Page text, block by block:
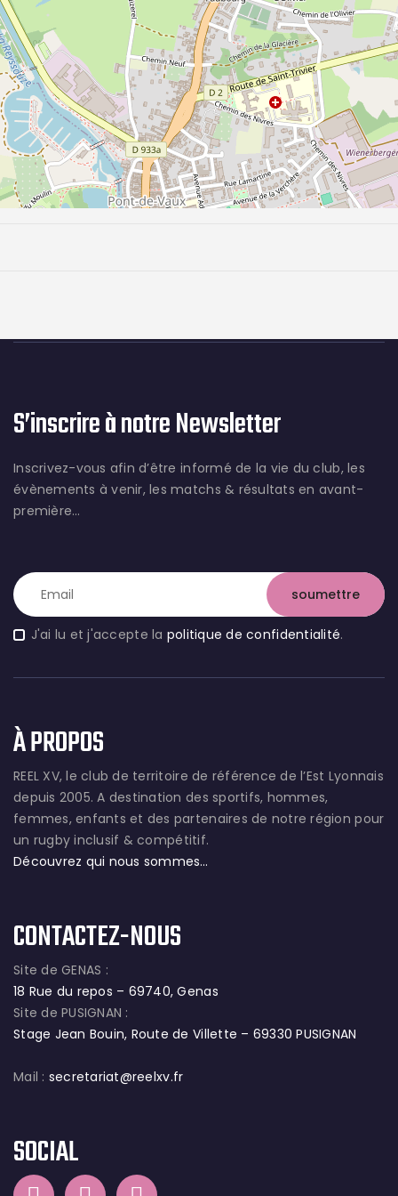
S’inscrire à notre Newsletter
Inscrivez-vous afin d’être informé de la vie du club, les
évènements à venir, les matchs & résultats en avant-
première…
J'ai lu et j'accepte la politique de confidentialité.
À PROPOS
REEL XV, le club de territoire de référence de l’Est Lyonnais
depuis 2005. A destination des sportifs, hommes,
femmes, enfants et des partenaires de notre région pour
un rugby inclusif & compétitif.
Découvrez qui nous sommes…
CONTACTEZ-NOUS
Site de GENAS :
18 Rue du repos – 69740, Genas
Site de PUSIGNAN :
Stage Jean Bouin, Route de Villette – 69330 PUSIGNAN
Mail : secretariat@reelxv.fr
SOCIAL